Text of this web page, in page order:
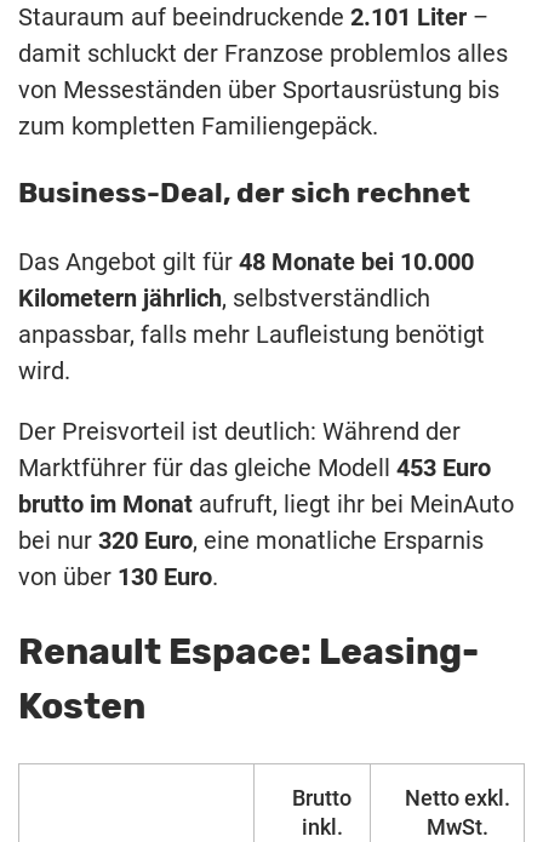
Stauraum auf beeindruckende 2.101 Liter –
damit schluckt der Franzose problemlos alles
von Messeständen über Sportausrüstung bis
zum kompletten Familiengepäck.
Business-Deal, der sich rechnet
Das Angebot gilt für 48 Monate bei 10.000
Kilometern jährlich, selbstverständlich
anpassbar, falls mehr Laufleistung benötigt
wird.
Der Preisvorteil ist deutlich: Während der
Marktführer für das gleiche Modell 453 Euro
brutto im Monat aufruft, liegt ihr bei MeinAuto
bei nur 320 Euro, eine monatliche Ersparnis
von über 130 Euro.
Renault Espace: Leasing-
Kosten
Brutto
inkl.
Netto exkl.
MwSt.